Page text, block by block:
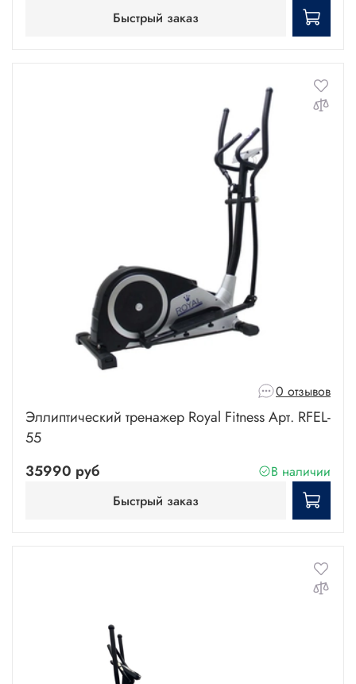
Быстрый заказ
0 отзывов
Эллиптический тренажер Royal Fitness Арт. RFEL-
55
35990 руб
В наличии
Быстрый заказ